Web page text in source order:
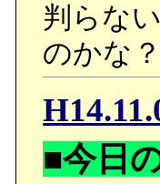
判らな
のかな？
■今日